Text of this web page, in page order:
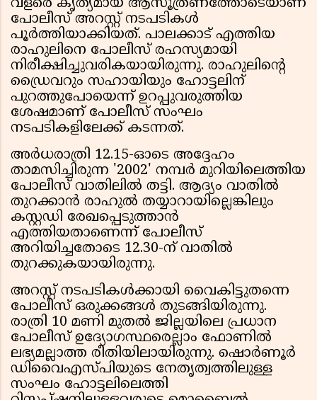
വളരെ കൃത്യമായ ആസൂത്രണത്തോടെയാണ്
പോലീസ് അറസ്റ്റ് നടപടികൾ
പൂർത്തിയാക്കിയത്. പാലക്കാട് എത്തിയ
രാഹുലിനെ പോലീസ് രഹസ്യമായി
നിരീക്ഷിച്ചുവരികയായിരുന്നു. രാഹുലിന്റെ
ഡ്രൈവറും സഹായിയും ഹോട്ടലിന്
പുറത്തുപോയെന്ന് ഉറപ്പുവരുത്തിയ
ശേഷമാണ് പോലീസ് സംഘം
നടപടികളിലേക്ക് കടന്നത്.
അർധരാത്രി 12.15-ഓടെ അദ്ദേഹം
താമസിച്ചിരുന്ന '2002' നമ്പർ മുറിയിലെത്തിയ
പോലീസ് വാതിലിൽ തട്ടി. ആദ്യം വാതിൽ
തുറക്കാൻ രാഹുൽ തയ്യാറായില്ലെങ്കിലും
കസ്റ്റഡി രേഖപ്പെടുത്താൻ
എത്തിയതാണെന്ന് പോലീസ്
അറിയിച്ചതോടെ 12.30-ന് വാതിൽ
തുറക്കുകയായിരുന്നു.
അറസ്റ്റ് നടപടികൾക്കായി വൈകിട്ടുതന്നെ
പോലീസ് ഒരുക്കങ്ങൾ തുടങ്ങിയിരുന്നു.
രാത്രി 10 മണി മുതൽ ജില്ലയിലെ പ്രധാന
പോലീസ് ഉദ്യോഗസ്ഥരെല്ലാം ഫോണിൽ
ലഭ്യമല്ലാത്ത രീതിയിലായിരുന്നു. ഷൊർണൂർ
ഡിവൈഎസ്‌പിയുടെ നേതൃത്വത്തിലുള്ള
സംഘം ഹോട്ടലിലെത്തി